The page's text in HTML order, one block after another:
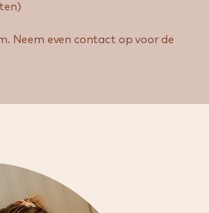
Neem even contact op voor de